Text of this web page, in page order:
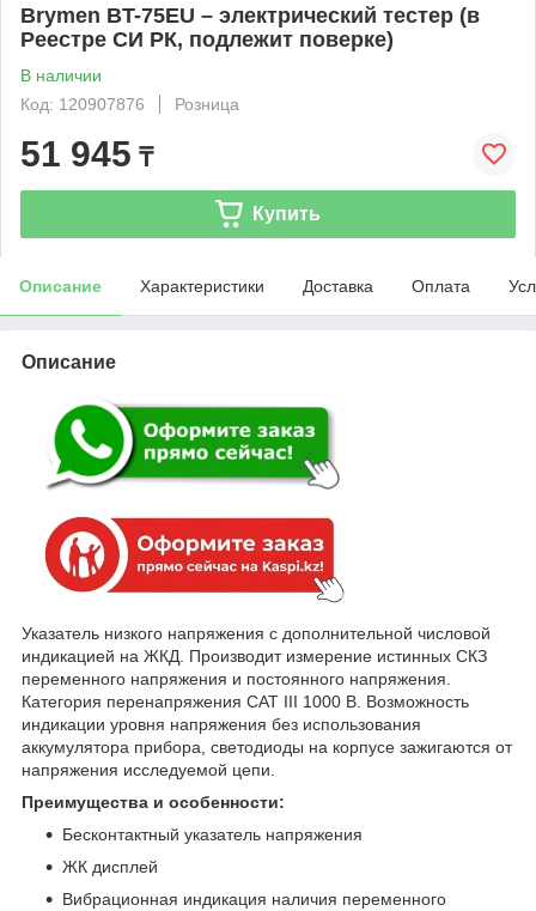
Brymen BT-75EU – электрический тестер (в
Реестре СИ РК, подлежит поверке)
В наличии
Код: 120907876
Розница
51 945 ₸
Купить
Описание Характеристики Доставка Оплата
Описание
Указатель низкого напряжения с дополнительной числовой
индикацией на ЖКД. Производит измерение истинных СКЗ
переменного напряжения и постоянного напряжения.
Категория перенапряжения CAT III 1000 В. Возможность
индикации уровня напряжения без использования
аккумулятора прибора, светодиоды на корпусе зажигаются от
напряжения исследуемой цепи.
Преимущества и особенности:
Бесконтактный указатель напряжения
ЖК дисплей
Вибрационная индикация наличия переменного